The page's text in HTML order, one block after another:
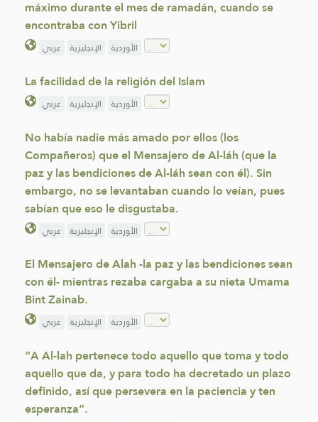
máximo durante el mes de ramadán, cuando se
encontraba con Yibril
عربي الإنجليزية الأوردية
La facilidad de la religión del Islam
عربي الإنجليزية الأوردية
No había nadie más amado por ellos (los
Compañeros) que el Mensajero de Al-láh (que la
paz y las bendiciones de Al-láh sean con él). Sin
embargo, no se levantaban cuando lo veían, pues
sabían que eso le disgustaba.
عربي الإنجليزية الأوردية
El Mensajero de Alah -la paz y las bendiciones sean
con él- mientras rezaba cargaba a su nieta Umama
Bint Zainab.
عربي الإنجليزية الأوردية
“A Al-lah pertenece todo aquello que toma y todo
aquello que da, y para todo ha decretado un plazo
definido, así que persevera en la paciencia y ten
esperanza”.